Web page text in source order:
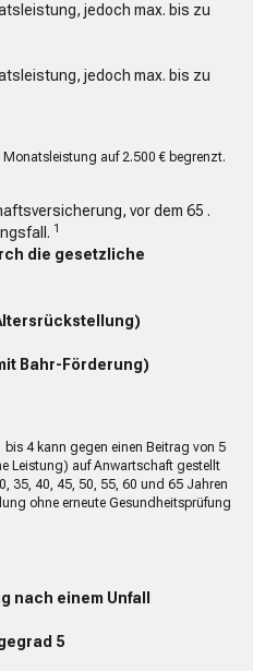
jedoch max. bis zu
jedoch max. bis zu
auf 2.500 € begrenzt.
vor dem 65 .
1
die gesetzliche
Bahr-Förderung)
4 kann gegen einen Beitrag von 5
Leistung) auf Anwartschaft gestellt
35, 40, 45, 50, 55, 60 und 65 Jahren
ohne erneute Gesundheitsprüfung
nach einem Unfall
5